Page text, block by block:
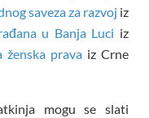
saveza za razvoj iz
u Banja Luci iz
ženska prava iz Crne
mogu se slati